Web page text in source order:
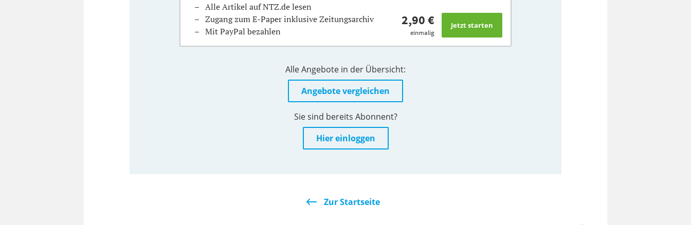
Alle Artikel auf NTZ.de lesen
Zugang zum E-Paper inklusive Zeitungsarchiv
Mit PayPal bezahlen
2,90 €
einmalig
Alle Angebote in der Übersicht:
Angebote vergleichen
Sie sind bereits Abonnent?
Hier einloggen
Zur Startseite